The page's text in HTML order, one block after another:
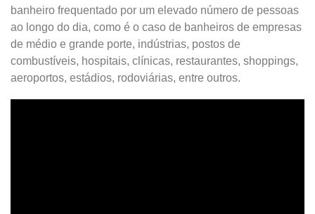
banheiro frequentado por um elevado número de pessoas
ao longo do dia, como é o caso de banheiros de empresas
de médio e grande porte, indústrias, postos de
combustíveis, hospitais, clínicas, restaurantes, shoppings,
aeroportos, estádios, rodoviárias, entre outros.